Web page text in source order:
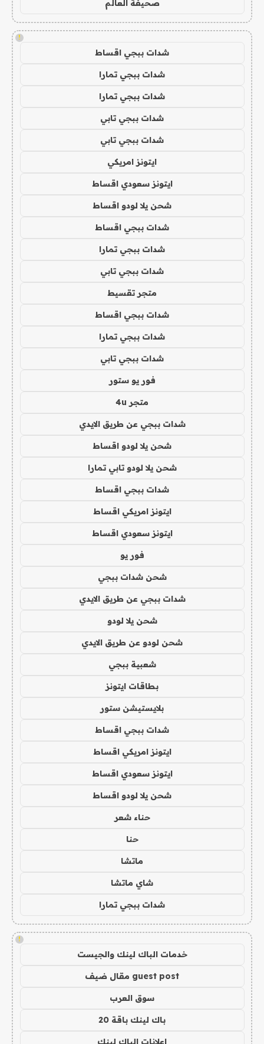
صحيفة العالم
!
شدات ببجي اقساط
شدات ببجي تمارا
شدات ببجي تمارا
شدات ببجي تابي
شدات ببجي تابي
ايتونز امريكي
ايتونز سعودي اقساط
شحن يلا لودو اقساط
شدات ببجي اقساط
شدات ببجي تمارا
شدات ببجي تابي
متجر تقسيط
شدات ببجي اقساط
شدات ببجي تمارا
شدات ببجي تابي
فور يو ستور
متجر 4u
شدات ببجي عن طريق الايدي
شحن يلا لودو اقساط
شحن يلا لودو تابي تمارا
شدات ببجي اقساط
ايتونز امريكي اقساط
ايتونز سعودي اقساط
فور يو
شحن شدات ببجي
شدات ببجي عن طريق الايدي
شحن يلا لودو
شحن لودو عن طريق الايدي
شعبية ببجي
بطاقات ايتونز
بلايستيشن ستور
شدات ببجي اقساط
ايتونز امريكي اقساط
ايتونز سعودي اقساط
شحن يلا لودو اقساط
حناء شعر
حنا
ماتشا
شاي ماتشا
شدات ببجي تمارا
!
خدمات الباك لينك والجيست
guest post مقال ضيف
سوق العرب
باك لينك باقة 20
اعلانات الباك لينك